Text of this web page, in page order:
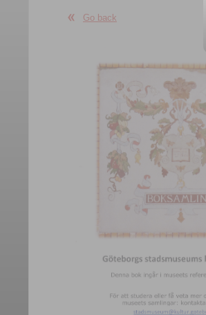
Go back